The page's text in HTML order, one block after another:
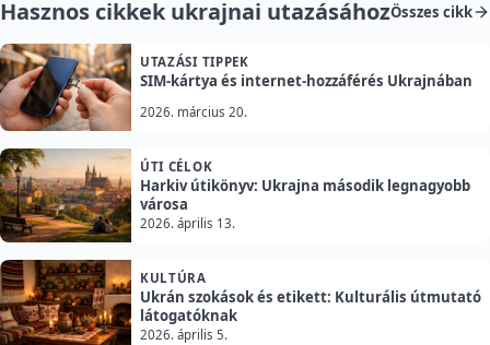
Hasznos cikkek ukrajnai utazásáhozÖsszes cikk
UTAZÁSI TIPPEK
SIM-kártya és internet-hozzáférés Ukrajnában
2026. március 20.
ÚTI CÉLOK
Harkiv útikönyv: Ukrajna második legnagyobb
városa
2026. április 13.
KULTÚRA
Ukrán szokások és etikett: Kulturális útmutató
látogatóknak
2026. április 5.